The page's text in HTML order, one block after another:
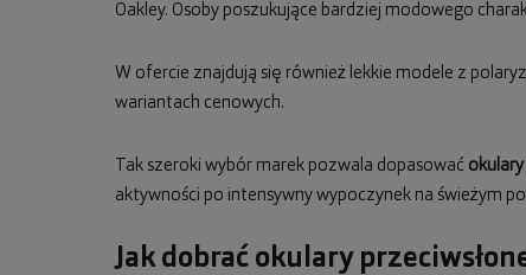
Oakley. Osoby poszukujące bardziej modowego
W ofercie znajdują się również lekkie modele z
wariantach cenowych.
Tak szeroki wybór marek pozwala dopasować
aktywności po intensywny wypoczynek na świeżym
Jak dobrać okulary